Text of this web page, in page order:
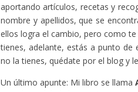
aportando artículos, recetas y
nombre y apellidos, que se
ellos logra el cambio, pero como
tienes, adelante, estás a punto de
no la tienes, quédate por el blog y
Un último apunte: Mi libro se llama